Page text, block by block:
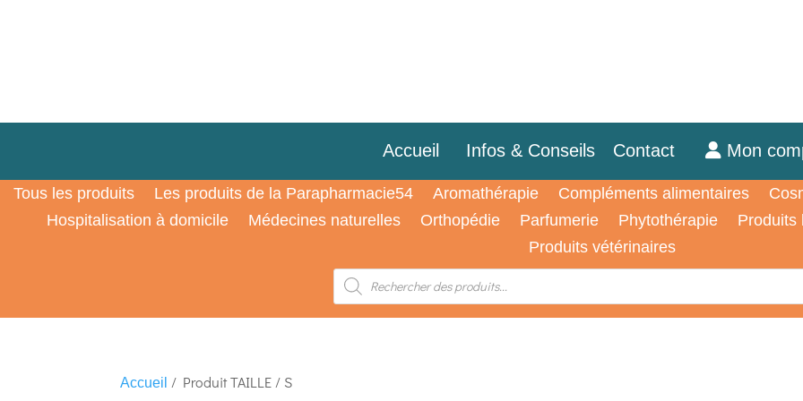
Accueil Infos & Conseils Contact Mon
Tous les produits Les produits de la Parapharmacie54 Aromathérapie Compléments alimentaires
Hospitalisation à domicile
Médecines naturelles Orthopédie Parfumerie Phytothérapie
Produits
Produits vétérinaires
Recherche
produits
Accueil / Produit TAILLE / S